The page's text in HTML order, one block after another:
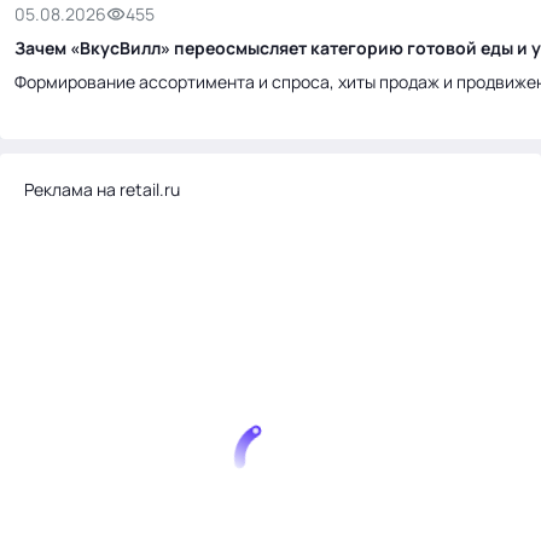
05.08.2026
455
Зачем «ВкусВилл» переосмысляет категорию готовой еды и
Формирование ассортимента и спроса, хиты продаж и
Реклама на retail.ru